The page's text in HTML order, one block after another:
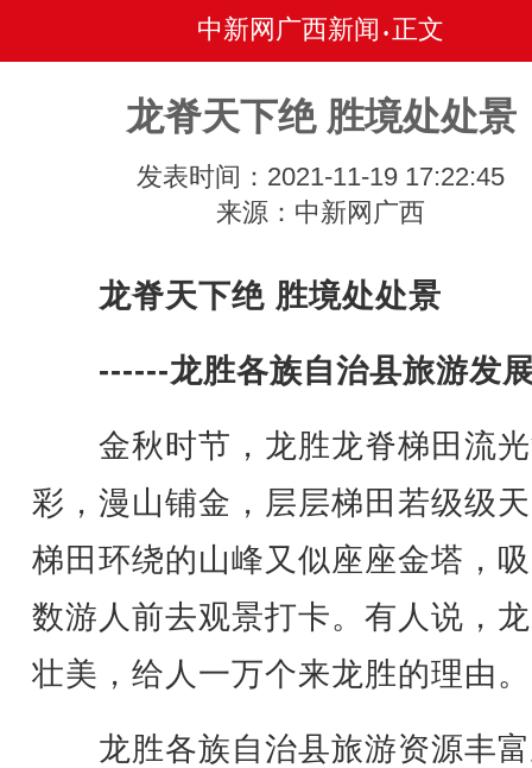
中新网广西新闻 • 正文
龙脊天下绝 胜境处处景
发表时间：2021-11-19 17:22:45
来源：中新网广西
龙脊天下绝 胜境处处景
------龙胜各族自治县旅游发
金秋时节，龙胜龙脊梯田流
彩，漫山铺金，层层梯田若级级
梯田环绕的山峰又似座座金塔，
数游人前去观景打卡。有人说，
壮美，给人一万个来龙胜的理由。
龙胜各族自治县旅游资源丰